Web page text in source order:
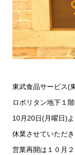
東武食品サービス(
ロポリタン地下１
10月20日(月曜日)
休業させていただき
営業再開は１０月